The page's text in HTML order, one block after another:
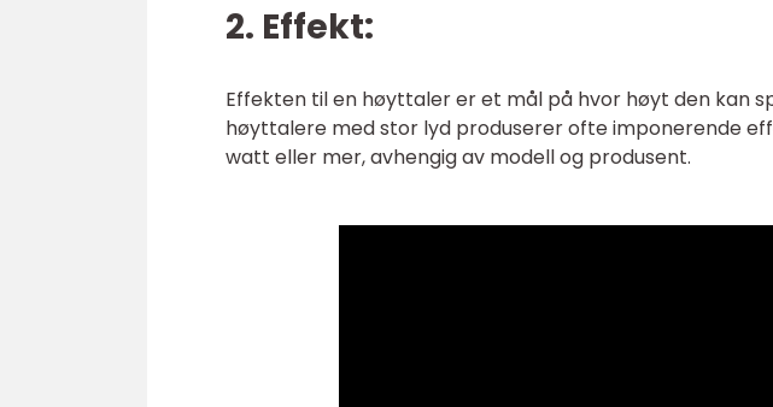
2. Effekt:
Effekten til en høyttaler er et mål på hvor høyt den kan
høyttalere med stor lyd produserer ofte imponerende
watt eller mer, avhengig av modell og produsent.